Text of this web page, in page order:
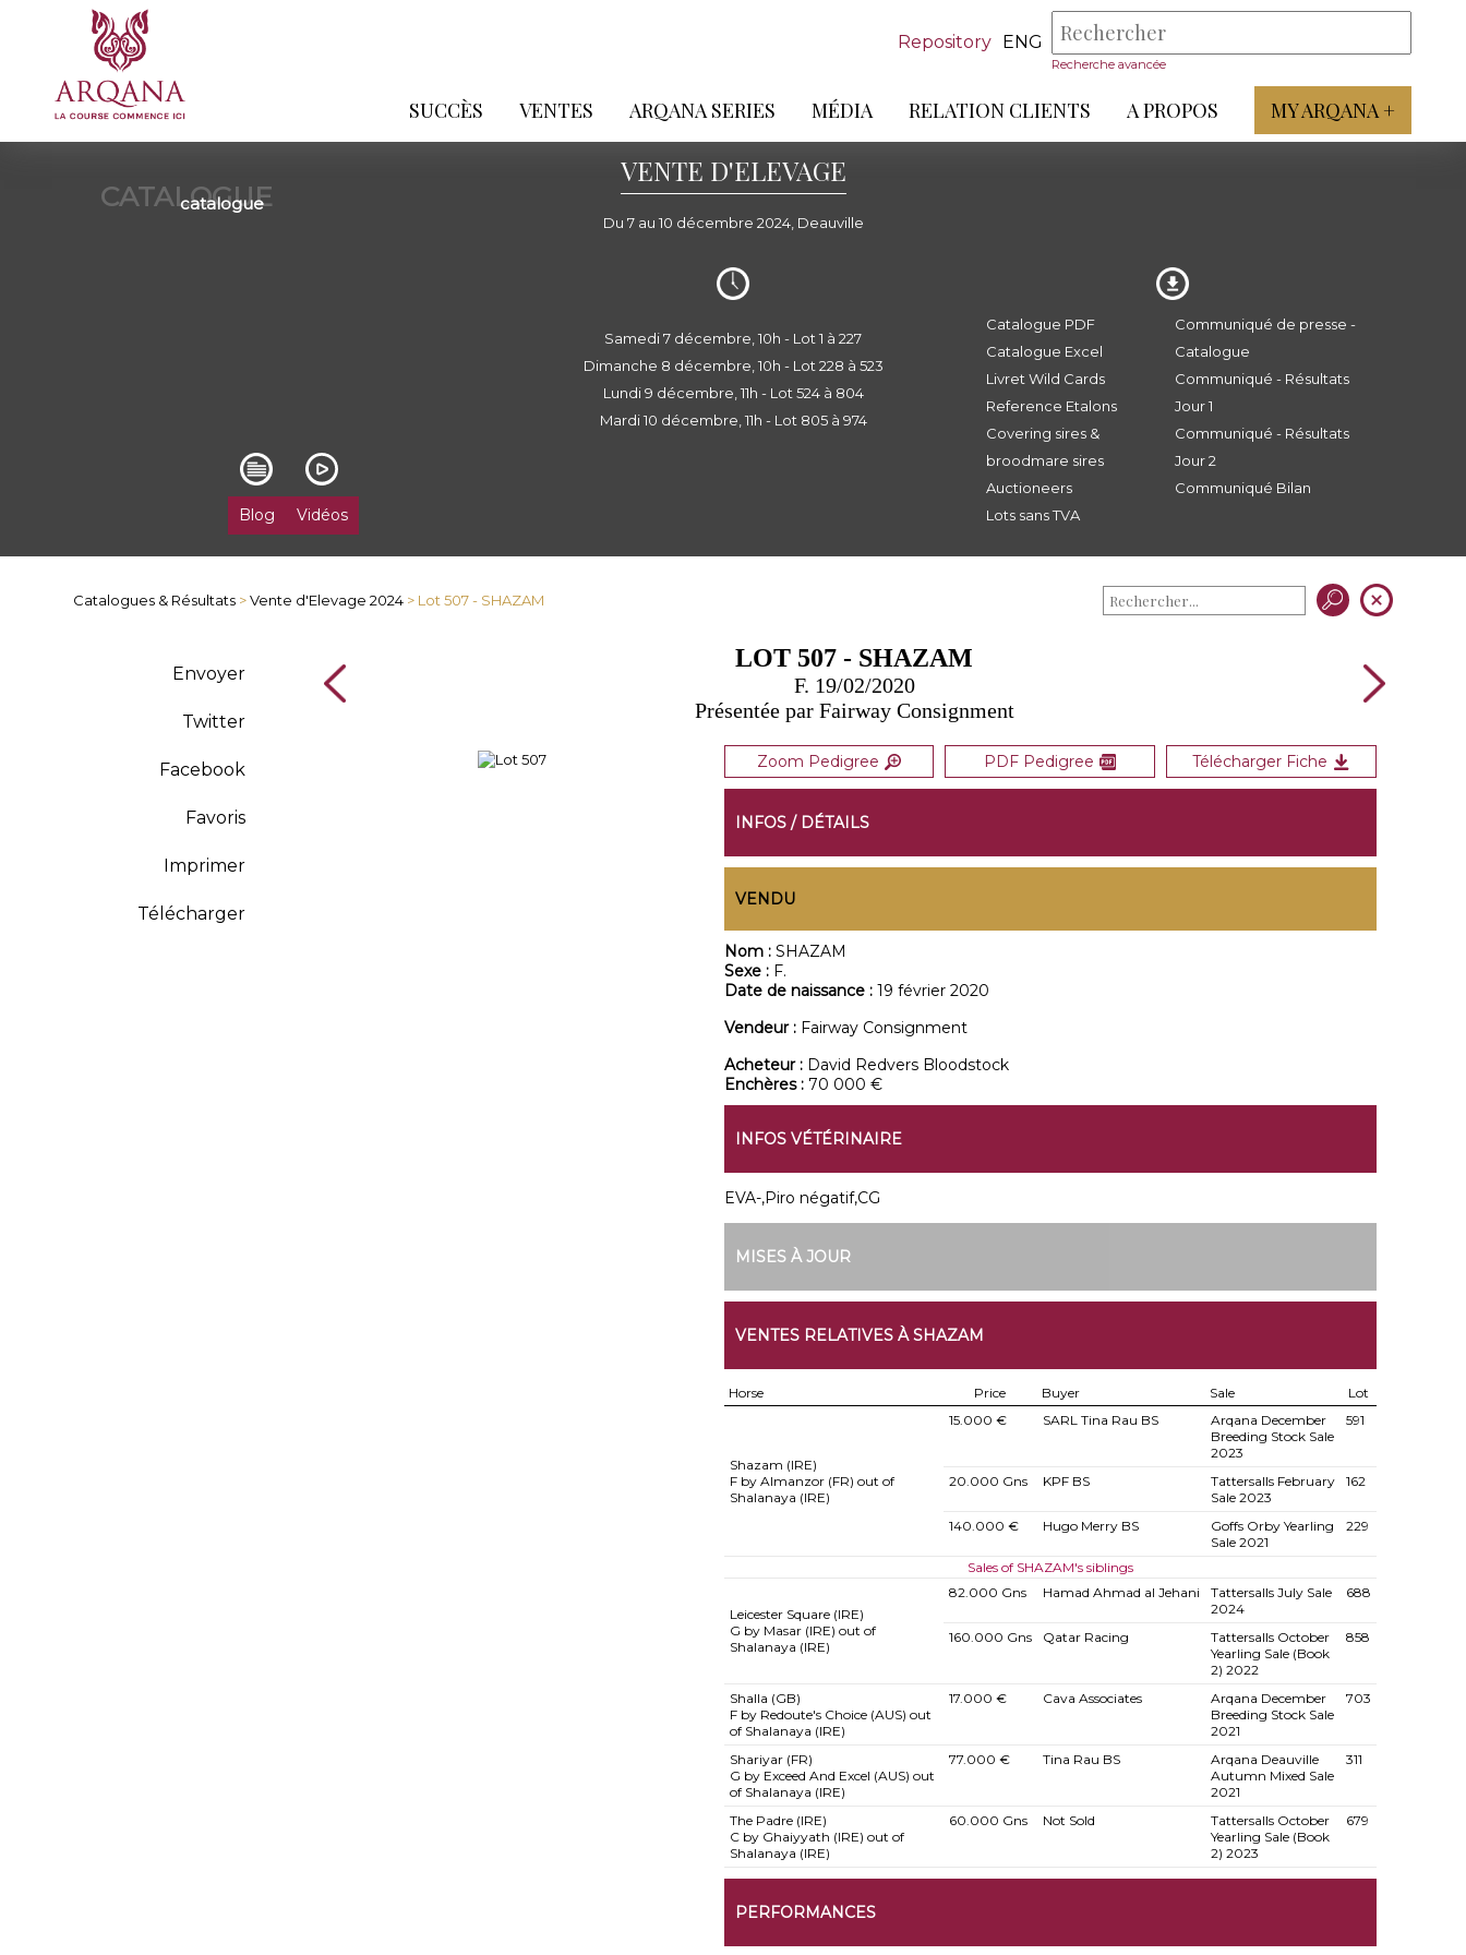
Repository ENG
Recherche avancée
SUCCÈS VENTES ARQANA SERIES MÉDIA RELATION CLIENTS A PROPOS MY ARQANA +
CATALOGUE
catalogue
VENTE D'ELEVAGE
Du 7 au 10 décembre 2024, Deauville
Blog Vidéos
Samedi 7 décembre, 10h - Lot 1 à 227
Dimanche 8 décembre, 10h - Lot 228 à 523
Lundi 9 décembre, 11h - Lot 524 à 804
Mardi 10 décembre, 11h - Lot 805 à 974
Catalogue PDF
Catalogue Excel
Livret Wild Cards
Reference Etalons
Covering sires &
broodmare sires
Auctioneers
Lots sans TVA
Communiqué de presse -
Catalogue
Communiqué - Résultats
Jour 1
Communiqué - Résultats
Jour 2
Communiqué Bilan
Catalogues & Résultats >Vente d'Elevage 2024 > Lot 507 - SHAZAM
Envoyer
Twitter
Facebook
Favoris
Imprimer
Télécharger
LOT 507 - SHAZAM
F. 19/02/2020
Présentée par Fairway Consignment
Zoom Pedigree PDF Pedigree Télécharger Fiche
INFOS / DÉTAILS
VENDU
Nom : SHAZAM
Sexe : F.
Date de naissance : 19 février 2020
Vendeur : Fairway Consignment
Acheteur : David Redvers Bloodstock
Enchères : 70 000 €
INFOS VÉTÉRINAIRE
EVA-,Piro négatif,CG
MISES À JOUR
VENTES RELATIVES À SHAZAM
Horse Price Buyer Sale Lot
Shazam (IRE)
F by Almanzor (FR) out of
Shalanaya (IRE)
15.000 € SARL Tina Rau BS
Arqana December
Breeding Stock Sale
2023
591
20.000 Gns KPF BS
Tattersalls February
Sale 2023
162
140.000 € Hugo Merry BS
Goffs Orby Yearling
Sale 2021
229
Sales of SHAZAM's siblings
Leicester Square (IRE)
G by Masar (IRE) out of
Shalanaya (IRE)
82.000 Gns Hamad Ahmad al Jehani
Tattersalls July Sale
2024
688
160.000 Gns Qatar Racing
Tattersalls October
Yearling Sale (Book
2) 2022
858
Shalla (GB)
F by Redoute's Choice (AUS) out
of Shalanaya (IRE)
17.000 € Cava Associates
Arqana December
Breeding Stock Sale
2021
703
Shariyar (FR)
G by Exceed And Excel (AUS) out
of Shalanaya (IRE)
77.000 € Tina Rau BS
Arqana Deauville
Autumn Mixed Sale
2021
311
The Padre (IRE)
C by Ghaiyyath (IRE) out of
Shalanaya (IRE)
60.000 Gns Not Sold
Tattersalls October
Yearling Sale (Book
2) 2023
679
PERFORMANCES